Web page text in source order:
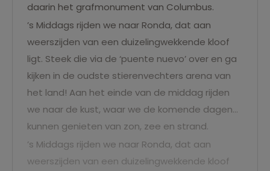
daarin het grafmonument van Columbus.
’s Middags rijden we naar Ronda, dat aan
weerszijden van een duizelingwekkende kloof
ligt. Steek die via de ‘puente nuevo’ over en ga
kijken in de oudste stierenvechters arena van
het land! Aan het einde van de middag rijden
we naar de kust, waar we de komende dagen
kunnen genieten van zon, zee en strand.
’s Middags rijden we naar Ronda, dat aan
weerszijden van een duizelingwekkende kloof